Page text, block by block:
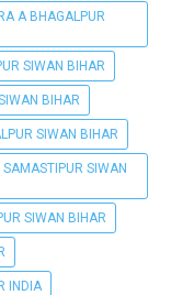
A BHAGALPUR
SIWAN BIHAR
BIHAR
SIWAN BIHAR
SIWAN
SIWAN BIHAR
INDIA